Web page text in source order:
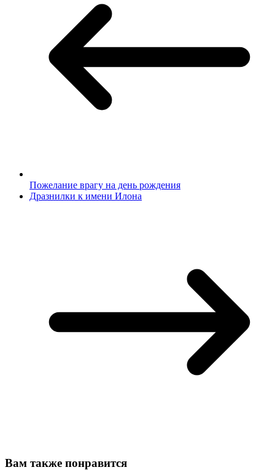
Пожелание врагу на день рождения
Дразнилки к имени Илона
Вам также понравится